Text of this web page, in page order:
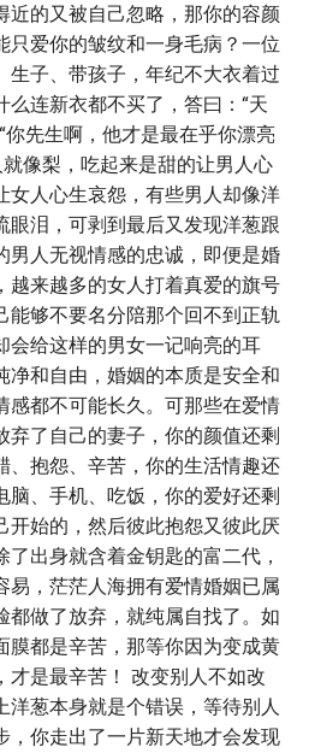
近的又被自己忽略，那你的容颜
只爱你的皱纹和一身毛病？一位
生子、带孩子，年纪不大衣着过
么连新衣都不买了，答曰：“天
你先生啊，他才是最在乎你漂亮
像梨，吃起来是甜的让男人心
女人心生哀怨，有些男人却像洋
眼泪，可剥到最后又发现洋葱跟
男人无视情感的忠诚，即便是婚
越来越多的女人打着真爱的旗号
能够不要名分陪那个回不到正轨
会给这样的男女一记响亮的耳
净和自由，婚姻的本质是安全和
感都不可能长久。可那些在爱情
弃了自己的妻子，你的颜值还剩
、抱怨、辛苦，你的生活情趣还
脑、手机、吃饭，你的爱好还剩
开始的，然后彼此抱怨又彼此厌
出身就含着金钥匙的富二代，
易，茫茫人海拥有爱情婚姻已属
都做了放弃，就纯属自找了。如
膜都是辛苦，那等你因为变成黄
才是最辛苦！ 改变别人不如改
洋葱本身就是个错误，等待别人
，你走出了一片新天地才会发现